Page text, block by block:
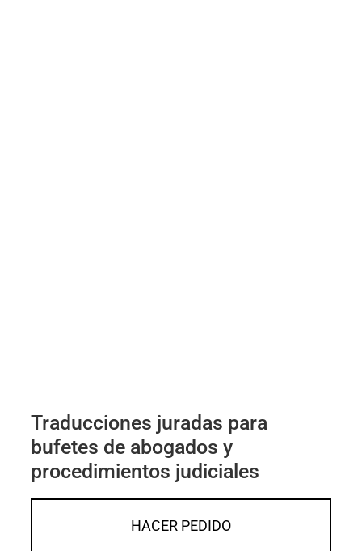
Traducciones juradas para
bufetes de abogados y
procedimientos judiciales
HACER PEDIDO